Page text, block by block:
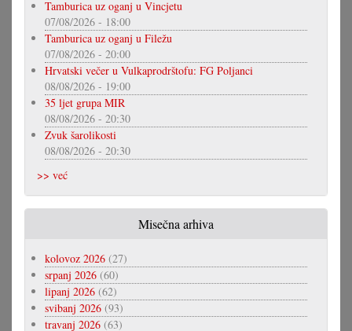
Tamburica uz oganj u Vincjetu
07/08/2026 - 18:00
Tamburica uz oganj u Filežu
07/08/2026 - 20:00
Hrvatski večer u Vulkaprodrštofu: FG Poljanci
08/08/2026 - 19:00
35 ljet grupa MIR
08/08/2026 - 20:30
Zvuk šarolikosti
08/08/2026 - 20:30
>> već
Misečna arhiva
kolovoz 2026 (27)
srpanj 2026 (60)
lipanj 2026 (62)
svibanj 2026 (93)
travanj 2026 (63)